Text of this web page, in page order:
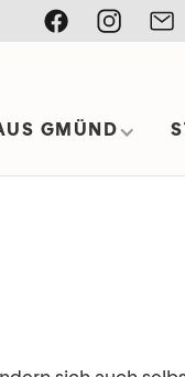
GMÜND